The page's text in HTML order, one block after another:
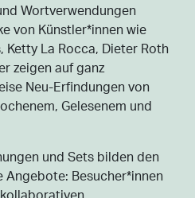
Wortverwendungen
von Künstler*innen wie
Ketty La Rocca, Dieter Roth
zeigen auf ganz
Neu-Erfindungen von
Gelesenem und
und Sets bilden den
Angebote: Besucher*innen